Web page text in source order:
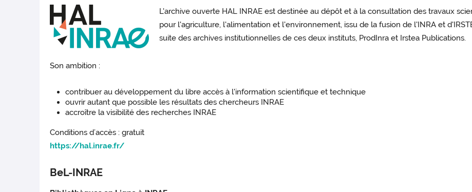
L'archive ouverte HAL INRAE est destinée au dépôt et à la consultation des travaux
pour l'agriculture, l'alimentation et l'environnement, issu de la fusion de l'INRA et
suite des archives institutionnelles de ces deux instituts, ProdInra et Irstea Publications.
Son ambition :
contribuer au développement du libre accès à l'information scientifique et technique
ouvrir autant que possible les résultats des chercheurs INRAE
accroître la visibilité des recherches INRAE
Conditions d’accès : gratuit
https://hal.inrae.fr/
BeL-INRAE